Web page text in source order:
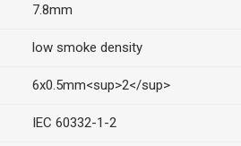
7.8mm
low smoke density
6x0.5mm<sup>2</sup>
IEC 60332-1-2